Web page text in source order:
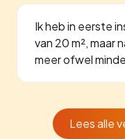
Ik heb in eerste
van 20 m², maar
meer ofwel
Lees alle